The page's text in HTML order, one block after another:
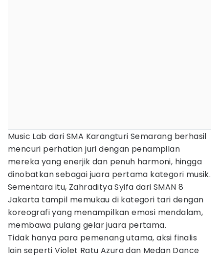
Music Lab dari SMA Karangturi Semarang berhasil
mencuri perhatian juri dengan penampilan
mereka yang enerjik dan penuh harmoni, hingga
dinobatkan sebagai juara pertama kategori musik.
Sementara itu, Zahraditya Syifa dari SMAN 8
Jakarta tampil memukau di kategori tari dengan
koreografi yang menampilkan emosi mendalam,
membawa pulang gelar juara pertama.
Tidak hanya para pemenang utama, aksi finalis
lain seperti Violet Ratu Azura dan Medan Dance